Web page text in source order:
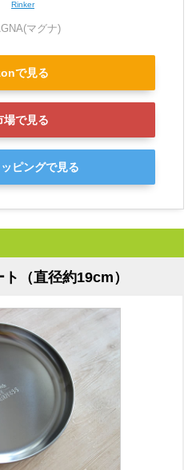
Rinker
マグナ)
で見る
場で見る
ピングで見る
（直径約19cm）